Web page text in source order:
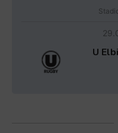
U